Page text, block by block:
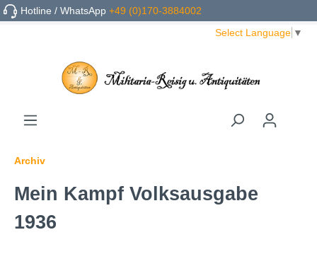
Hotline / WhatsApp+49 (0)170-3884002
Select Language ▼
Archiv
Mein Kampf Volksausgabe
1936